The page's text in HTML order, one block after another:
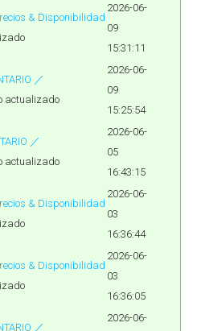
& Disponibilidad
2026-06-
09
15:31:11
／
actualizado
2026-06-
09
15:25:54
／
actualizado
2026-06-
05
16:43:15
& Disponibilidad
2026-06-
03
16:36:44
& Disponibilidad
2026-06-
03
16:36:05
／
2026-06-